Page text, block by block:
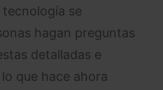
tecnología se
hagan preguntas
detalladas e
que hace ahora